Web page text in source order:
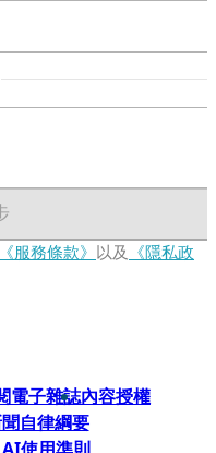
《服務條款》 以及 《隱私政
電子雜誌內容授權
自律綱要